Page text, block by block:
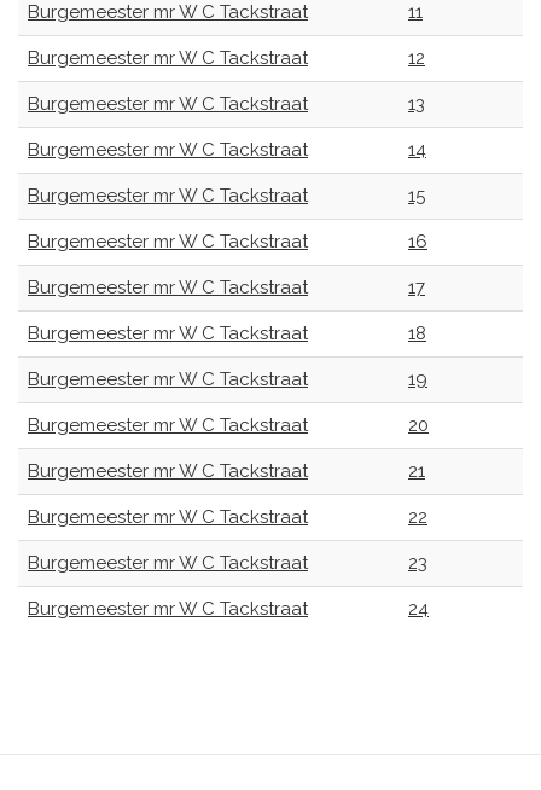
Burgemeester mr W C Tackstraat 11
Burgemeester mr W C Tackstraat 12
Burgemeester mr W C Tackstraat 13
Burgemeester mr W C Tackstraat 14
Burgemeester mr W C Tackstraat 15
Burgemeester mr W C Tackstraat 16
Burgemeester mr W C Tackstraat 17
Burgemeester mr W C Tackstraat 18
Burgemeester mr W C Tackstraat 19
Burgemeester mr W C Tackstraat 20
Burgemeester mr W C Tackstraat 21
Burgemeester mr W C Tackstraat 22
Burgemeester mr W C Tackstraat 23
Burgemeester mr W C Tackstraat 24